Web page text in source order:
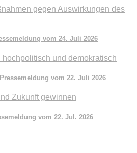
gegen Auswirkungen des
vom 24. Juli 2026
hochpolitisch und demokratisch
vom 22. Juli 2026
Zukunft gewinnen
vom 22. Jul. 2026